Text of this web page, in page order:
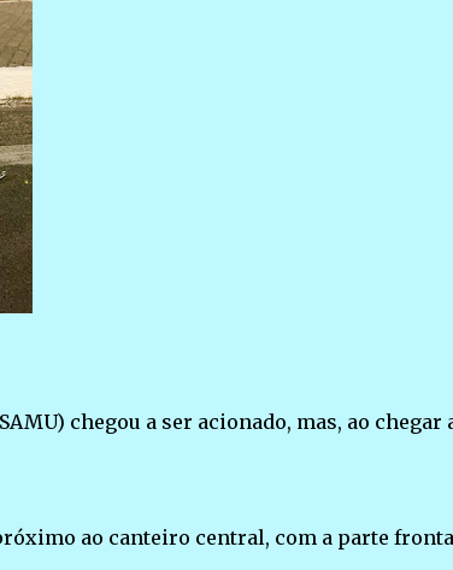
chegou a ser acionado, mas, ao chegar
ao canteiro central, com a parte